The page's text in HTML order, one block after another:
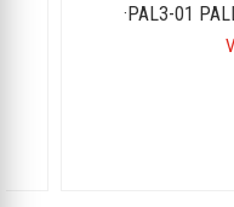
·PAL3-01